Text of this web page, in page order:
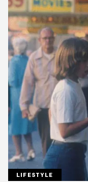
LIFESTYLE